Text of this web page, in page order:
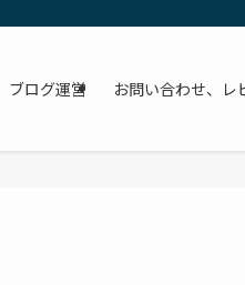
ブログ運営 お問い合わせ、レ